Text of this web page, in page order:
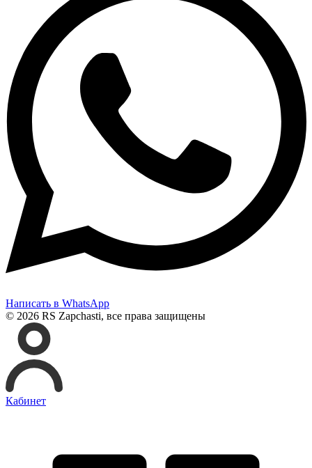
Написать в WhatsApp
© 2026 RS Zapchasti, все права защищены
Кабинет